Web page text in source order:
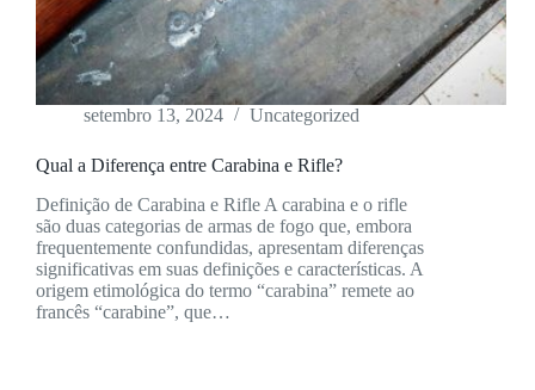
setembro 13, 2024 Uncategorized
Qual a Diferença entre Carabina e Rifle?
Definição de Carabina e Rifle A carabina e o rifle
são duas categorias de armas de fogo que, embora
frequentemente confundidas, apresentam diferenças
significativas em suas definições e características. A
origem etimológica do termo “carabina” remete ao
francês “carabine”, que…